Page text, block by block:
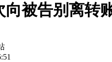
被告别离转